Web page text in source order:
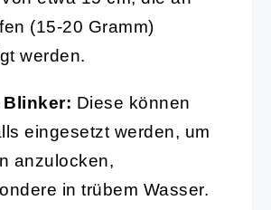
(15-20 Gramm)
werden.
Blinker: Diese können
eingesetzt werden, um
anzulocken,
in trübem Wasser.